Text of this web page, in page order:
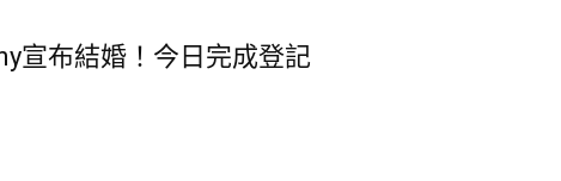
宣布結婚！今日完成登記